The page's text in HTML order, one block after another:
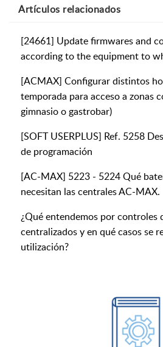
Artículos relacionados
[24661] Update firmwares and
according to the equipment to
[ACMAX] Configurar distintos
temporada para acceso a zonas
gimnasio o gastrobar)
[SOFT USERPLUS] Ref. 5258
de programación
[AC-MAX] 5223 - 5224 Qué
necesitan las centrales AC-MAX.
¿Qué entendemos por controles
centralizados y en qué casos se
utilización?